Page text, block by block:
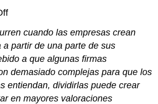
cuando las empresas crean
a partir de una parte de sus
a que algunas firmas
demasiado complejas para que los
entiendan, dividirlas puede crear
en mayores valoraciones